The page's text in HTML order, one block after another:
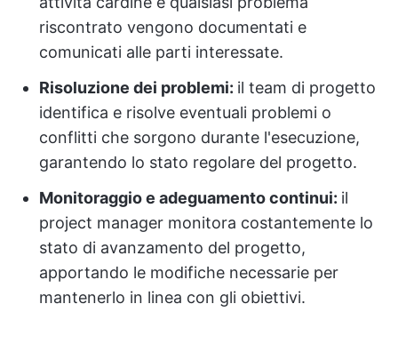
riscontrato vengono documentati e
comunicati alle parti interessate.
Risoluzione dei problemi: il team di progetto
identifica e risolve eventuali problemi o
conflitti che sorgono durante l'esecuzione,
garantendo lo stato regolare del progetto.
Monitoraggio e adeguamento continui: il
project manager monitora costantemente lo
stato di avanzamento del progetto,
apportando le modifiche necessarie per
mantenerlo in linea con gli obiettivi.